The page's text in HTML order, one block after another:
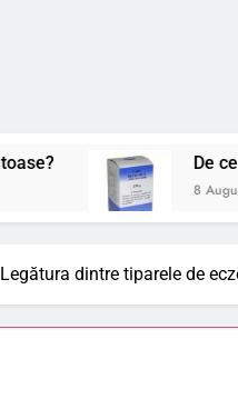
De ce sarea fără
8 August 2026
Legătura dintre tiparele de